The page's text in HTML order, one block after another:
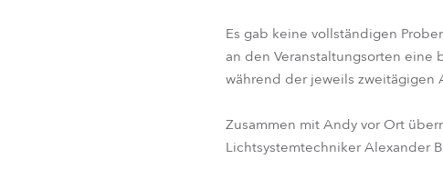
Es gab keine vollständigen
an den Veranstaltungsorten eine
während der jeweils zweitägigen
Zusammen mit Andy vor Ort
Lichtsystemtechniker Alexander